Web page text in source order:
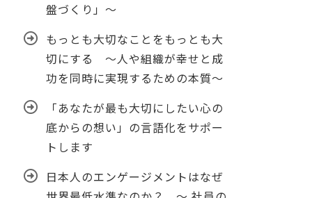
盤づくり」～
もっとも大切なことをもっとも大
切にする ～人や組織が幸せと成
功を同時に実現するための本質～
「あなたが最も大切にしたい心の
底からの想い」の言語化をサポー
トします
日本人のエンゲージメントはなぜ